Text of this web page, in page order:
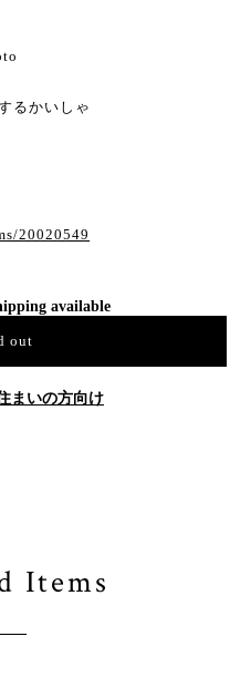
るかいしゃ
20020549
available
out
まいの方向け
Items